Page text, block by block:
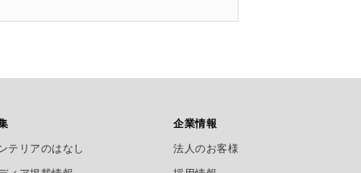
テリアのはなし
企業情報
法人のお客様